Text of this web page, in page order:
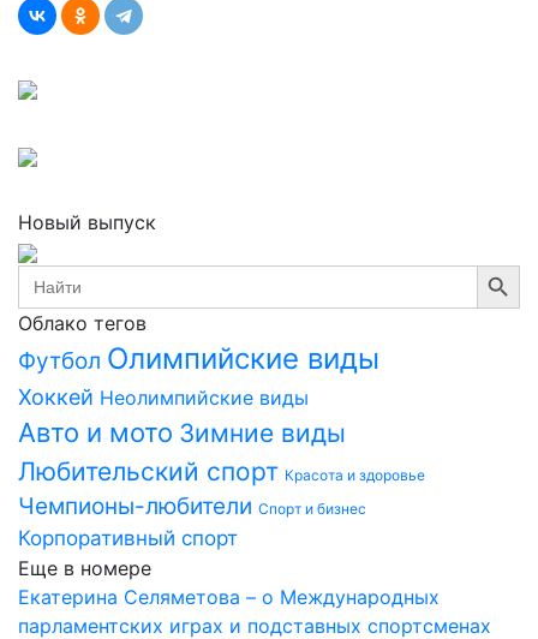
Новый выпуск
Search
for:
Search Button
Облако тегов
Футбол Олимпийские виды
Хоккей Неолимпийские виды
Авто и мото Зимние виды
Любительский спорт Красота и здоровье
Чемпионы-любители Спорт и бизнес
Корпоративный спорт
Еще в номере
Екатерина Селяметова – о Международных
парламентских играх и подставных спортсменах